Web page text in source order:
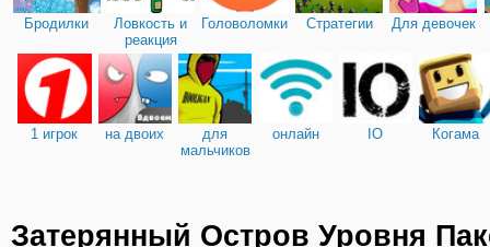
Бродилки
Ловкость и
реакция
Головоломки Стратегии Для девочек
1 игрок на двоих
для
мальчиков
онлайн IO Когама
Затерянный Остров Уровня